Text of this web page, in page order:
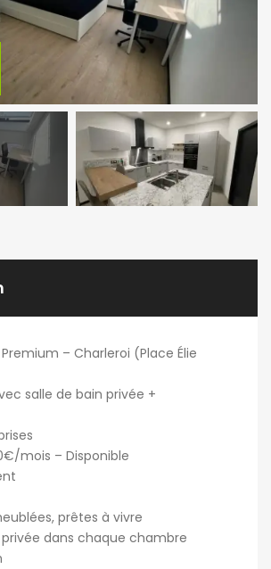
– Charleroi (Place Élie
salle de bain privée +
mois – Disponible
prêtes à vivre
privée dans chaque chambre